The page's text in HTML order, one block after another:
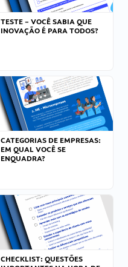
TESTE – VOCÊ SABIA QUE
INOVAÇÃO É PARA TODOS?
CATEGORIAS DE EMPRESAS:
EM QUAL VOCÊ SE
ENQUADRA?
CHECKLIST: QUESTÕES